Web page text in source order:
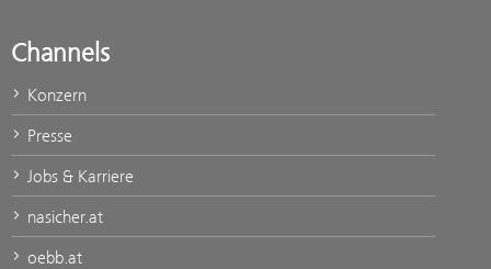
Channels
Konzern
Presse
Jobs & Karriere
nasicher.at
oebb.at